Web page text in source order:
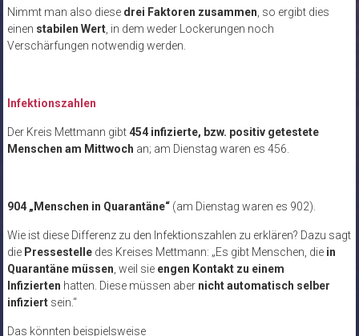
Nimmt man also diese drei Faktoren zusammen, so ergibt dies
einen stabilen Wert, in dem weder Lockerungen noch
Verschärfungen notwendig werden.
Infektionszahlen
Der Kreis Mettmann gibt454 infizierte, bzw. positiv getestete
Menschen am Mittwoch an; am Dienstag waren es 456.
904 „Menschen in Quarantäne“ (am Dienstag waren es 902).
Wie ist diese Differenz zu den Infektionszahlen zu erklären? Dazu sagt
die Pressestelledes Kreises Mettmann: „Es gibt Menschen, die in
Quarantäne müssen, weil sie engen Kontakt zu einem
Infizierten hatten. Diese müssen aber nicht automatisch selber
infiziertsein.“
Das könnten beispielsweise